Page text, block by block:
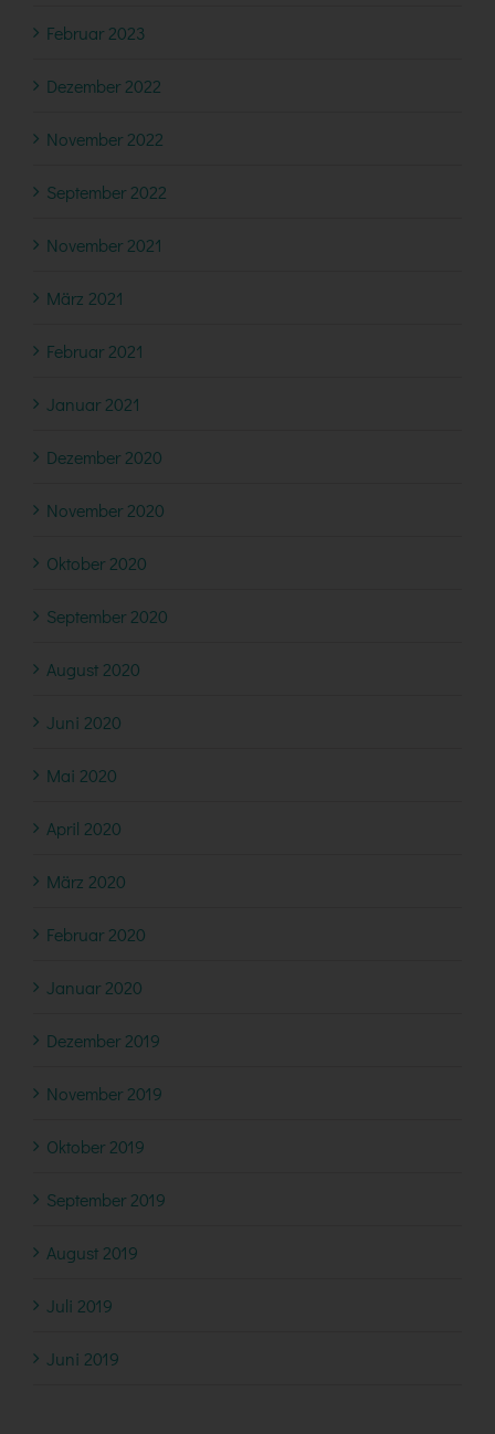
Februar 2023
Dezember 2022
November 2022
September 2022
November 2021
März 2021
Februar 2021
Januar 2021
Dezember 2020
November 2020
Oktober 2020
September 2020
August 2020
Juni 2020
Mai 2020
April 2020
März 2020
Februar 2020
Januar 2020
Dezember 2019
November 2019
Oktober 2019
September 2019
August 2019
Juli 2019
Juni 2019